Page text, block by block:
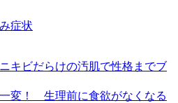
症状
キビだらけの汚肌で性格までブ
変！ 生理前に食欲がなくなる